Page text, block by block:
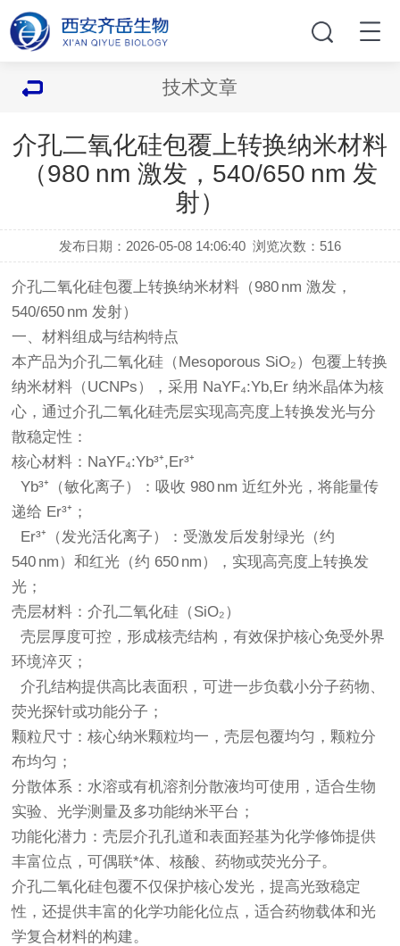
技术文章
介孔二氧化硅包覆上转换纳米材料
（980 nm 激发，540/650 nm 发
射）
发布日期：2026-05-08 14:06:40 浏览次数： 516
介孔二氧化硅包覆上转换纳米材料（980 nm 激发，
540/650 nm 发射）
一、材料组成与结构特点
本产品为介孔二氧化硅（Mesoporous SiO₂）包覆上转换
纳米材料（UCNPs），采用 NaYF₄:Yb,Er 纳米晶体为核
心，通过介孔二氧化硅壳层实现高亮度上转换发光与分
散稳定性：
核心材料：NaYF₄:Yb³⁺,Er³⁺
Yb³⁺（敏化离子）：吸收 980 nm 近红外光，将能量传
递给 Er³⁺；
Er³⁺（发光活化离子）：受激发后发射绿光（约
540 nm）和红光（约 650 nm），实现高亮度上转换发
光；
壳层材料：介孔二氧化硅（SiO₂）
壳层厚度可控，形成核壳结构，有效保护核心免受外界
环境淬灭；
介孔结构提供高比表面积，可进一步负载小分子药物、
荧光探针或功能分子；
颗粒尺寸：核心纳米颗粒均一，壳层包覆均匀，颗粒分
布均匀；
分散体系：水溶或有机溶剂分散液均可使用，适合生物
实验、光学测量及多功能纳米平台；
功能化潜力：壳层介孔孔道和表面羟基为化学修饰提供
丰富位点，可偶联*体、核酸、药物或荧光分子。
介孔二氧化硅包覆不仅保护核心发光，提高光致稳定
性，还提供丰富的化学功能化位点，适合药物载体和光
学复合材料的构建。